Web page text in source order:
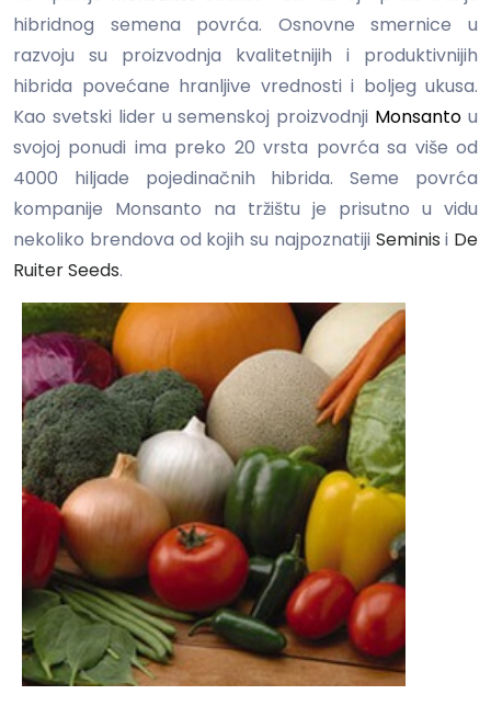
hibridnog semena povrća. Osnovne smernice u
razvoju su proizvodnja kvalitetnijih i produktivnijih
hibrida povećane hranljive vrednosti i boljeg ukusa.
Kao svetski lider u semenskoj proizvodnji Monsanto u
svojoj ponudi ima preko 20 vrsta povrća sa više od
4000 hiljade pojedinačnih hibrida. Seme povrća
kompanije Monsanto na tržištu je prisutno u vidu
nekoliko brendova od kojih su najpoznatiji Seminis i De
Ruiter Seeds.